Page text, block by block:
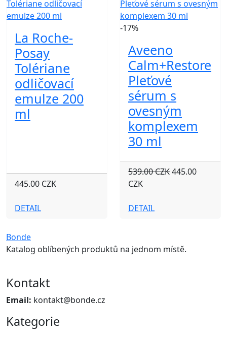
La Roche-
Posay
Tolériane
odličovací
emulze 200
ml
445.00 CZK
DETAIL
-17%
Aveeno
Calm+Restore
Pleťové
sérum s
ovesným
komplexem
30 ml
539.00 CZK445.00
CZK
DETAIL
Bonde
Katalog oblíbených produktů na jednom místě.
Kontakt
Email: kontakt@bonde.cz
Kategorie